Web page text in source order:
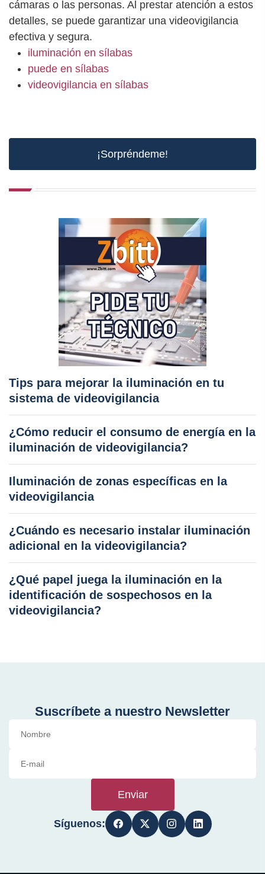
cámaras o las personas. Al prestar atención a estos
detalles, se puede garantizar una videovigilancia
efectiva y segura.
iluminación en sílabas
puede en sílabas
videovigilancia en sílabas
¡Sorpréndeme!
Tips para mejorar la iluminación en tu
sistema de videovigilancia
¿Cómo reducir el consumo de energía en la
iluminación de videovigilancia?
Iluminación de zonas específicas en la
videovigilancia
¿Cuándo es necesario instalar iluminación
adicional en la videovigilancia?
¿Qué papel juega la iluminación en la
identificación de sospechosos en la
videovigilancia?
Suscríbete a nuestro Newsletter
Enviar
Síguenos: